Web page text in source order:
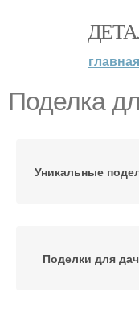
главная
Поделка
Уникальные
Поделки для